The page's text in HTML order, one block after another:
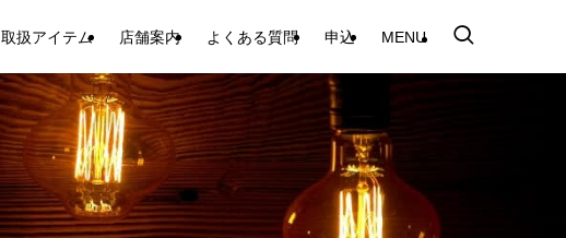
取扱アイテム 店舗案内 よくある質問 申込 MENU